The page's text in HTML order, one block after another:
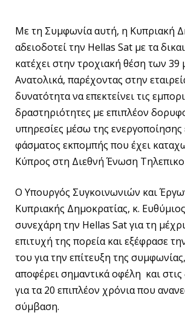
Με τη Συμφωνία αυτή, η Κυπριακή
αδειοδοτεί την Hellas Sat με τα
κατέχει στην τροχιακή θέση των 39
Ανατολικά, παρέχοντας στην
δυνατότητα να επεκτείνει τις
δραστηριότητες με επιπλέον
υπηρεσίες μέσω της
φάσματος εκπομπής που έχει
Κύπρος στη Διεθνή Ένωση
Ο Υπουργός Συγκοινωνιών και
Κυπριακής Δημοκρατίας, κ.
συνεχάρη την Hellas Sat για τη
επιτυχή της πορεία και εξέφρασε
του για την επίτευξη της
αποφέρει σημαντικά οφέλη και
για τα 20 επιπλέον χρόνια που
σύμβαση.